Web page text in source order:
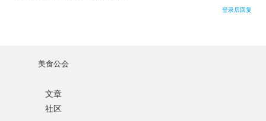
登录后回复
美食公会
文章
社区